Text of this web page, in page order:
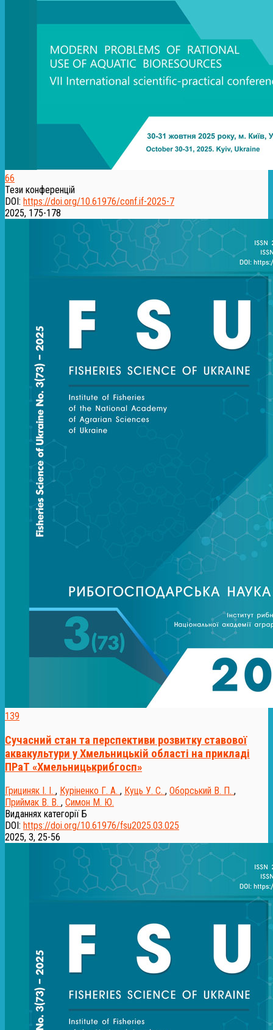
66
Тези конференцій
DOI: https://doi.org/10.61976/conf.if-2025-7
2025, 175-178
139
Сучасний стан та перспективи розвитку ставової
аквакультури у Хмельницькій області на прикладі
ПРаТ «Хмельницькрибгосп»
Грициняк І. І. , Куріненко Г. А. , Куць У. С. , Оборський В. П. ,
Приймак В. В. , Симон М. Ю.
Виданнях категорії Б
DOI: https://doi.org/10.61976/fsu2025.03.025
2025, 3, 25-56